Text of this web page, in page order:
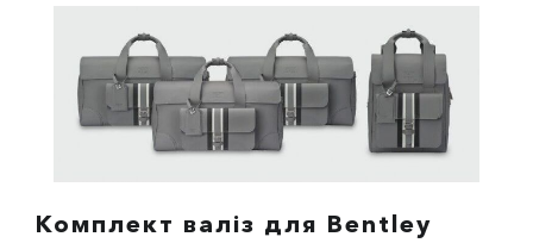
Комплект валіз для Bentley